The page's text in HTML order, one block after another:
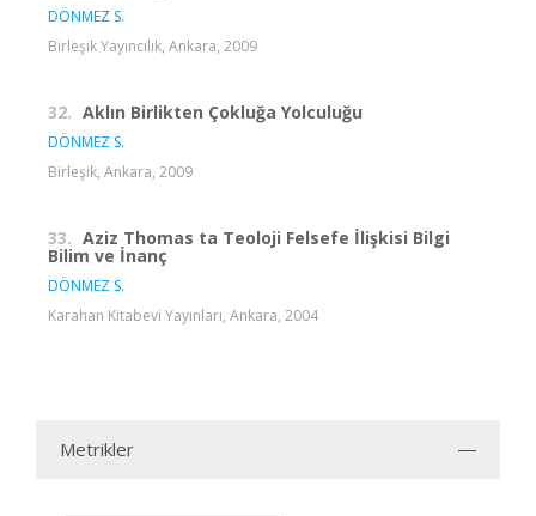
DÖNMEZ S.
Birleşik Yayıncılık, Ankara, 2009
32. Aklın Birlikten Çokluğa Yolculuğu
DÖNMEZ S.
Birleşik, Ankara, 2009
33. Aziz Thomas ta Teoloji Felsefe İlişkisi Bilgi
Bilim ve İnanç
DÖNMEZ S.
Karahan Kitabevi Yayınları, Ankara, 2004
Metrikler